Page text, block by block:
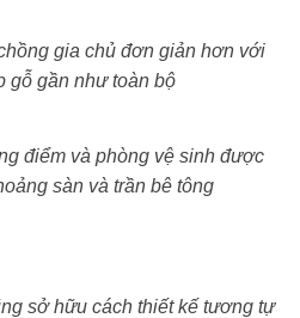
gia chủ đơn giản hơn với
gỗ gần như toàn bộ
điểm và phòng vệ sinh được
sàn và trần bê tông
sở hữu cách thiết kế tương tự